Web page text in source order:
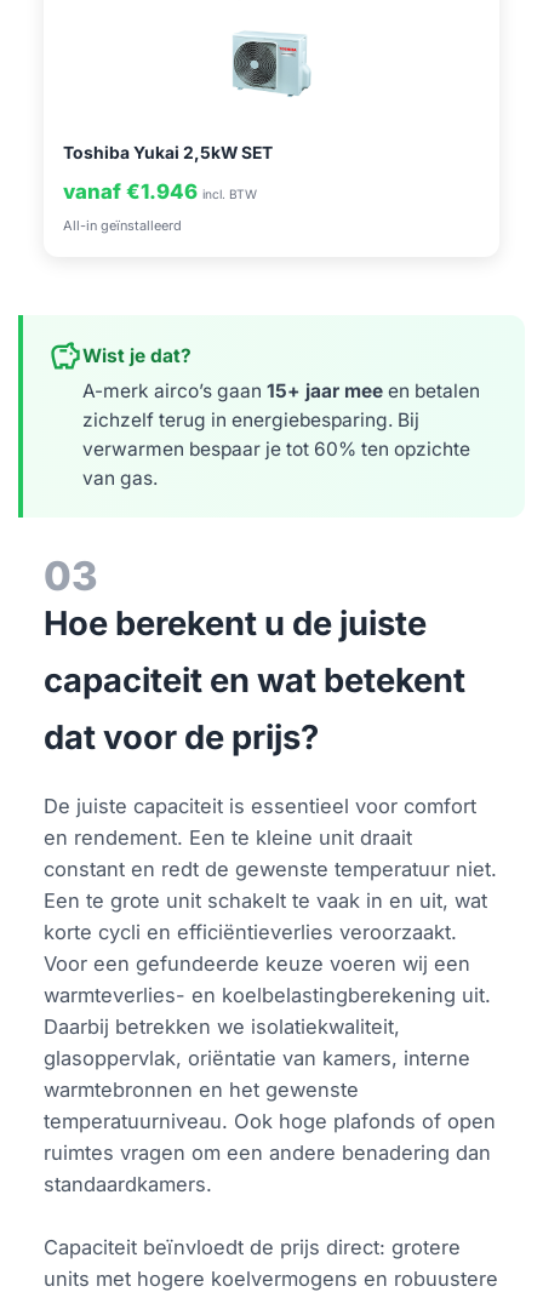
Toshiba Yukai 2,5kW SET
vanaf €1.946 incl. BTW
All-in geïnstalleerd
savingsWist je dat?
A-merk airco’s gaan15+ jaar mee en betalen
zichzelf terug in energiebesparing. Bij
verwarmen bespaar je tot 60% ten opzichte
van gas.
03
Hoe berekent u de juiste
capaciteit en wat betekent
dat voor de prijs?
De juiste capaciteit is essentieel voor comfort
en rendement. Een te kleine unit draait
constant en redt de gewenste temperatuur niet.
Een te grote unit schakelt te vaak in en uit, wat
korte cycli en efficiëntieverlies veroorzaakt.
Voor een gefundeerde keuze voeren wij een
warmteverlies- en koelbelastingberekening uit.
Daarbij betrekken we isolatiekwaliteit,
glasoppervlak, oriëntatie van kamers, interne
warmtebronnen en het gewenste
temperatuurniveau. Ook hoge plafonds of open
ruimtes vragen om een andere benadering dan
standaardkamers.
Capaciteit beïnvloedt de prijs direct: grotere
units met hogere koelvermogens en robuustere